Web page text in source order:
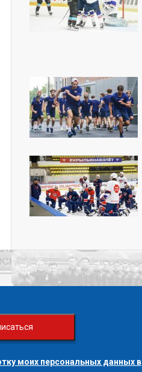
моих персональных данных в